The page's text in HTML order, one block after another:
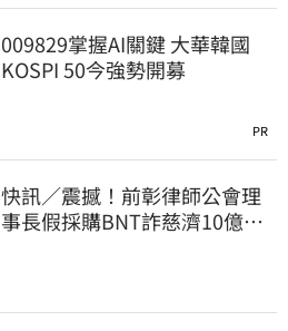
009829掌握AI關鍵 大華韓國
KOSPI 50今強勢開募
PR
快訊／震撼！前彰律師公會理
事長假採購BNT詐慈濟10億、